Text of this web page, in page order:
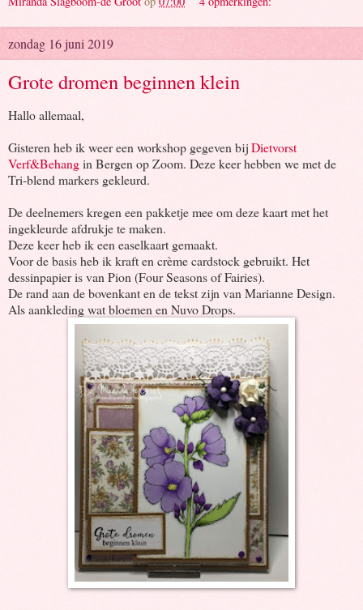
zondag 16 juni 2019
Grote dromen beginnen klein
Hallo allemaal,
Gisteren heb ik weer een workshop gegeven bijDietvorst
Verf&Behangin Bergen op Zoom. Deze keer hebben we met de
Tri-blend markers gekleurd.
De deelnemers kregen een pakketje mee om deze kaart met het
ingekleurde afdrukje te maken.
Deze keer heb ik een easelkaart gemaakt.
Voor de basis heb ik kraft en crème cardstock gebruikt. Het
dessinpapier is van Pion (Four Seasons of Fairies).
De rand aan de bovenkant en de tekst zijn van Marianne Design.
Als aankleding wat bloemen en Nuvo Drops.